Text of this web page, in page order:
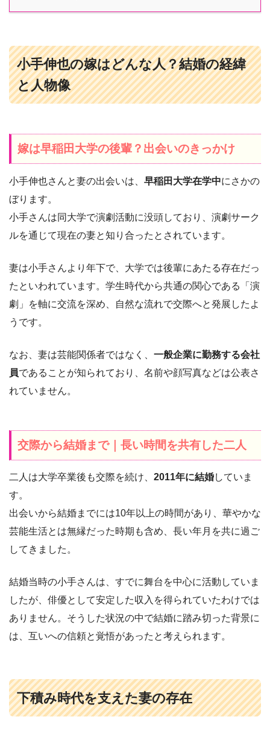
小手伸也の嫁はどんな人？結婚の経緯
と人物像
嫁は早稲田大学の後輩？出会いのきっかけ
小手伸也さんと妻の出会いは、 早稲田大学在学中にさかの
ぼります。
小手さんは同大学で演劇活動に没頭しており、演劇サーク
ルを通じて現在の妻と知り合ったとされています。
妻は小手さんより年下で、大学では後輩にあたる存在だっ
たといわれています。学生時代から共通の関心である「演
劇」を軸に交流を深め、自然な流れで交際へと発展したよ
うです。
なお、妻は芸能関係者ではなく、 一般企業に勤務する会社
員であることが知られており、名前や顔写真などは公表さ
れていません。
交際から結婚まで｜長い時間を共有した二人
二人は大学卒業後も交際を続け、 2011年に結婚していま
す。
出会いから結婚までには10年以上の時間があり、華やかな
芸能生活とは無縁だった時期も含め、長い年月を共に過ご
してきました。
結婚当時の小手さんは、すでに舞台を中心に活動していま
したが、俳優として安定した収入を得られていたわけでは
ありません。そうした状況の中で結婚に踏み切った背景に
は、互いへの信頼と覚悟があったと考えられます。
下積み時代を支えた妻の存在